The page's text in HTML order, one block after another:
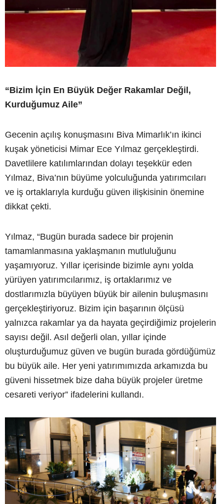
“Bizim İçin En Büyük Değer Rakamlar Değil,
Kurduğumuz Aile”
Gecenin açılış konuşmasını Biva Mimarlık’ın ikinci
kuşak yöneticisi Mimar Ece Yılmaz gerçekleştirdi.
Davetlilere katılımlarından dolayı teşekkür eden
Yılmaz, Biva’nın büyüme yolculuğunda yatırımcıları
ve iş ortaklarıyla kurduğu güven ilişkisinin önemine
dikkat çekti.
Yılmaz, “Bugün burada sadece bir projenin
tamamlanmasına yaklaşmanın mutluluğunu
yaşamıyoruz. Yıllar içerisinde bizimle aynı yolda
yürüyen yatırımcılarımız, iş ortaklarımız ve
dostlarımızla büyüyen büyük bir ailenin buluşmasını
gerçekleştiriyoruz. Bizim için başarının ölçüsü
yalnızca rakamlar ya da hayata geçirdiğimiz projelerin
sayısı değil. Asıl değerli olan, yıllar içinde
oluşturduğumuz güven ve bugün burada gördüğümüz
bu büyük aile. Her yeni yatırımımızda arkamızda bu
güveni hissetmek bize daha büyük projeler üretme
cesareti veriyor” ifadelerini kullandı.